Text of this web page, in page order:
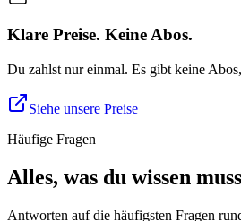
Klare Preise. Keine Abos.
Du zahlst nur einmal. Es gibt keine
Siehe unsere Preise
Häufige Fragen
Alles, was du wissen
Antworten auf die häufigsten Fragen